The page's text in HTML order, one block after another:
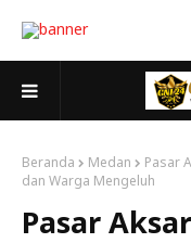
Beranda Medan
Pasar
dan Warga Mengeluh
Pasar